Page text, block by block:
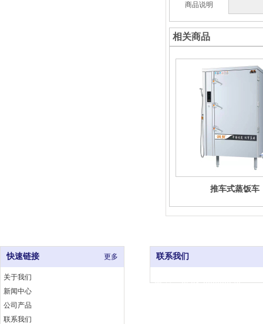
商品说明
相关商品
推车式蒸饭车
快速链接 更多
关于我们
新闻中心
公司产品
联系我们
联系我们
电 话：0591-83333376